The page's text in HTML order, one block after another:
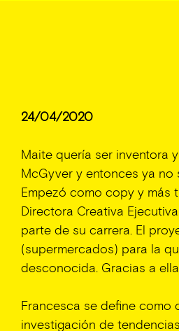
24/04/2020
Maite quería ser inventora
McGyver y entonces ya
Empezó como copy y más
Directora Creativa
parte de su carrera. El
(supermercados) para la
desconocida. Gracias a
Francesca se define como
investigación de